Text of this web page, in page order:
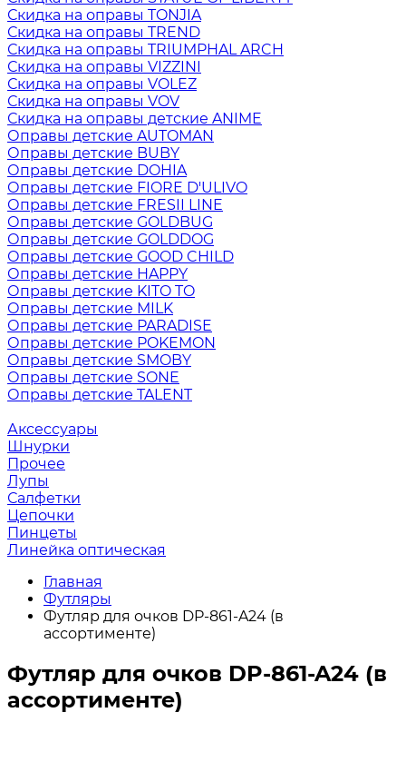
Скидка на оправы TONJIA
Скидка на оправы TREND
Скидка на оправы TRIUMPHAL ARCH
Скидка на оправы VIZZINI
Скидка на оправы VOLEZ
Скидка на оправы VOV
Скидка на оправы детские ANIME
Оправы детские AUTOMAN
Оправы детские BUBY
Оправы детские DOHIA
Оправы детские FIORE D'ULIVO
Оправы детские FRESII LINE
Оправы детские GOLDBUG
Оправы детские GOLDDOG
Оправы детские GOOD CHILD
Оправы детские HAPPY
Оправы детские KITO TO
Оправы детские MILK
Оправы детские PARADISE
Оправы детские POKEMON
Оправы детские SMOBY
Оправы детские SONE
Оправы детские TALENT
Аксессуары
Шнурки
Прочее
Лупы
Салфетки
Цепочки
Пинцеты
Линейка оптическая
Главная
Футляры
Футляр для очков DP-861-A24 (в
ассортименте)
Футляр для очков DP-861-A24 (в
ассортименте)